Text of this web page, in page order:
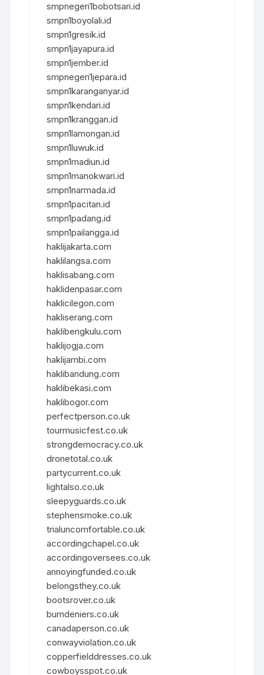
smpnegeri1bobotsari.id
smpn1boyolali.id
smpn1gresik.id
smpn1jayapura.id
smpn1jember.id
smpnegeri1jepara.id
smpn1karanganyar.id
smpn1kendari.id
smpn1kranggan.id
smpn1lamongan.id
smpn1luwuk.id
smpn1madiun.id
smpn1manokwari.id
smpn1narmada.id
smpn1pacitan.id
smpn1padang.id
smpn1pailangga.id
haklijakarta.com
haklilangsa.com
haklisabang.com
haklidenpasar.com
haklicilegon.com
hakliserang.com
haklibengkulu.com
haklijogja.com
haklijambi.com
haklibandung.com
haklibekasi.com
haklibogor.com
perfectperson.co.uk
tourmusicfest.co.uk
strongdemocracy.co.uk
dronetotal.co.uk
partycurrent.co.uk
lightalso.co.uk
sleepyguards.co.uk
stephensmoke.co.uk
trialuncomfortable.co.uk
accordingchapel.co.uk
accordingoversees.co.uk
annoyingfunded.co.uk
belongsthey.co.uk
bootsrover.co.uk
burndeniers.co.uk
canadaperson.co.uk
conwayviolation.co.uk
copperfielddresses.co.uk
cowboysspot.co.uk